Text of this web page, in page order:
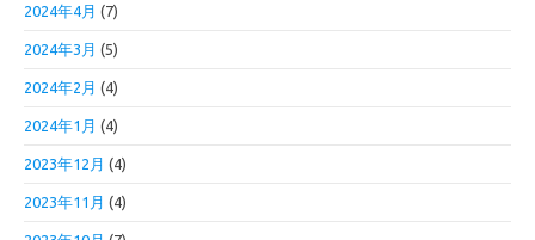
2024年4月 (7)
2024年3月 (5)
2024年2月 (4)
2024年1月 (4)
2023年12月 (4)
2023年11月 (4)